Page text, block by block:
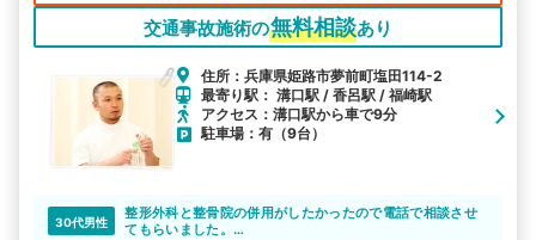
交通事故施術の無料相談あり
住所：兵庫県姫路市夢前町塩田114-2
最寄り駅： 溝口駅 / 香呂駅 / 福崎駅
アクセス：溝口駅から車で9分
駐車場：有（9台）
30代男性
整形外科と整骨院の併用がしたかったので電話で相談させ
てもらいました。